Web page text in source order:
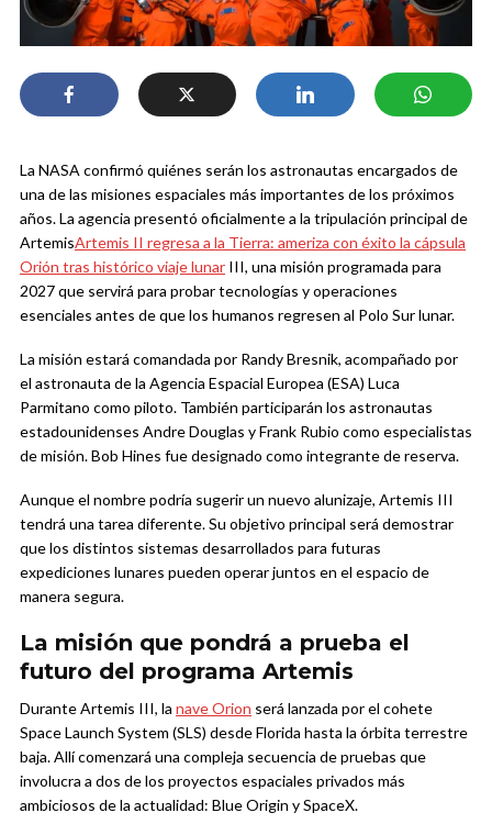
La NASA confirmó quiénes serán los astronautas encargados de
una de las misiones espaciales más importantes de los próximos
años. La agencia presentó oficialmente a la tripulación principal de
ArtemisArtemis II regresa a la Tierra: ameriza con éxito la cápsula
Orión tras histórico viaje lunar III, una misión programada para
2027 que servirá para probar tecnologías y operaciones
esenciales antes de que los humanos regresen al Polo Sur lunar.
La misión estará comandada por Randy Bresnik, acompañado por
el astronauta de la Agencia Espacial Europea (ESA) Luca
Parmitano como piloto. También participarán los astronautas
estadounidenses Andre Douglas y Frank Rubio como especialistas
de misión. Bob Hines fue designado como integrante de reserva.
Aunque el nombre podría sugerir un nuevo alunizaje, Artemis III
tendrá una tarea diferente. Su objetivo principal será demostrar
que los distintos sistemas desarrollados para futuras
expediciones lunares pueden operar juntos en el espacio de
manera segura.
La misión que pondrá a prueba el
futuro del programa Artemis
Durante Artemis III, la nave Orion será lanzada por el cohete
Space Launch System (SLS) desde Florida hasta la órbita terrestre
baja. Allí comenzará una compleja secuencia de pruebas que
involucra a dos de los proyectos espaciales privados más
ambiciosos de la actualidad: Blue Origin y SpaceX.